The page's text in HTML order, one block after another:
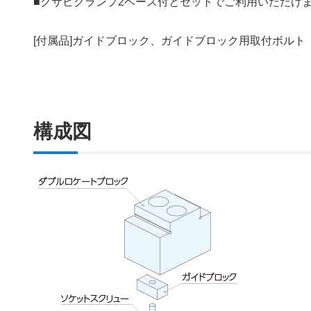
[付属品]ガイドブロック、ガイドブロック用取付ボルト
構成図